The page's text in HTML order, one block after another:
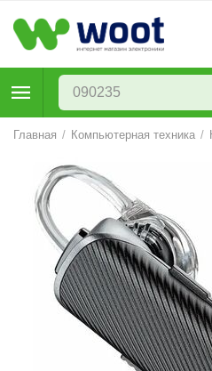
Главная / Компьютерная техника /